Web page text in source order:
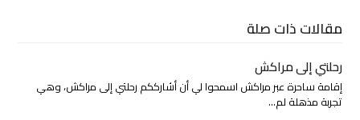
مقالات ذات صلة
رحلتي إلى مراكش
إقامة ساحرة عبر مراكش اسمحوا لي أن أشارككم رحلتي إلى مراكش، وهي
تجربة مذهلة لم…